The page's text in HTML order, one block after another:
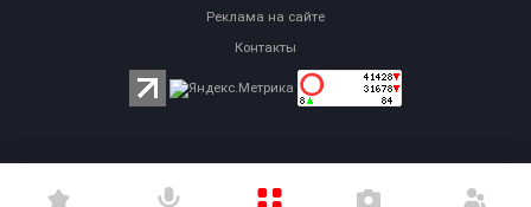
Реклама на сайте
Контакты